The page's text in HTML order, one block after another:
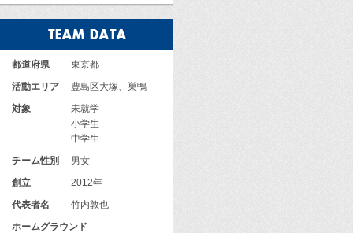
都道府県
東京都
活動エリア
豊島区大塚、巣鴨
対象
未就学
小学生
中学生
チーム性別
男女
創立
2012年
代表者名
竹内敦也
ホームグラウンド